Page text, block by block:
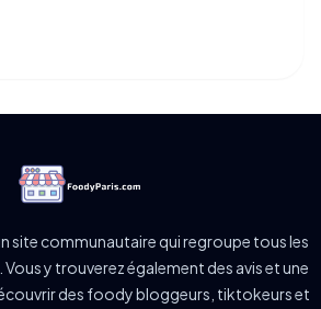
site communautaire qui regroupe tous les
y trouverez également des avis et une
des foody bloggeurs, tiktokeurs et